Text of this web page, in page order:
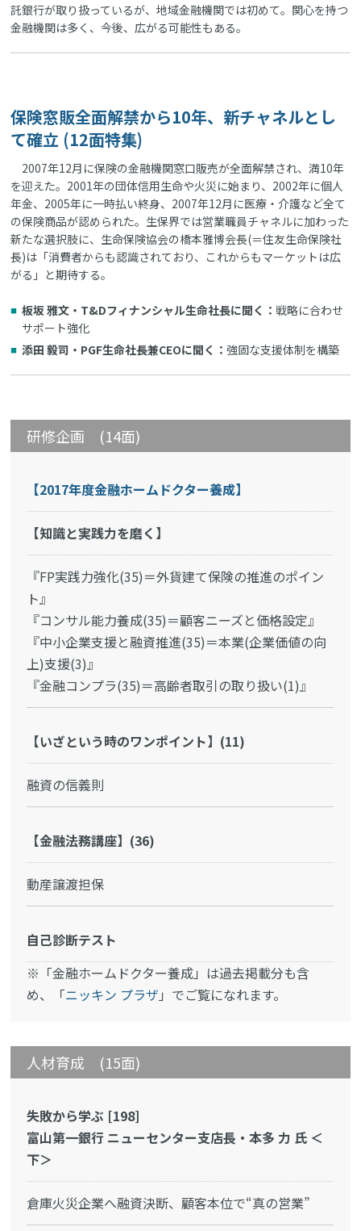
託銀行が取り扱っているが、地域金融機関では初めて。関心を持つ
金融機関は多く、今後、広がる可能性もある。
保険窓販全面解禁から10年、新チャネルとし
て確立 (12面特集)
2007年12月に保険の金融機関窓口販売が全面解禁され、満10年
を迎えた。2001年の団体信用生命や火災に始まり、2002年に個人
年金、2005年に一時払い終身、2007年12月に医療・介護など全て
の保険商品が認められた。生保界では営業職員チャネルに加わった
新たな選択肢に、生命保険協会の橋本雅博会長(＝住友生命保険社
長)は「消費者からも認識されており、これからもマーケットは広
がる」と期待する。
板坂 雅文・T&Dフィナンシャル生命社長に聞く：戦略に合わせ
サポート強化
添田 毅司・PGF生命社長兼CEOに聞く： 強固な支援体制を構築
研修企画 (14面)
【2017年度金融ホームドクター養成】
【知識と実践力を磨く】
『FP実践力強化(35)＝外貨建て保険の推進のポイン
ト』
『コンサル能力養成(35)＝顧客ニーズと価格設定』
『中小企業支援と融資推進(35)＝本業(企業価値の向
上)支援(3)』
『金融コンプラ(35)＝高齢者取引の取り扱い(1)』
【いざという時のワンポイント】(11)
融資の信義則
【金融法務講座】(36)
動産譲渡担保
自己診断テスト
※「金融ホームドクター養成」は過去掲載分も含
め、「ニッキン プラザ 」でご覧になれます。
人材育成 (15面)
失敗から学ぶ [198]
富山第一銀行 ニューセンター支店長・本多 力 氏 ＜
下＞
倉庫火災企業へ融資決断、顧客本位で“真の営業”